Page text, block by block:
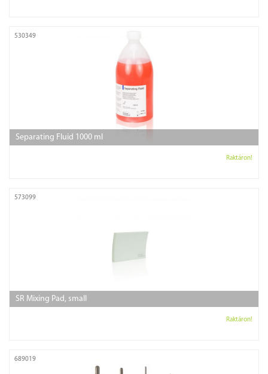
530349
Separating Fluid 1000 ml
Raktáron!
573099
SR Mixing Pad, small
Raktáron!
689019